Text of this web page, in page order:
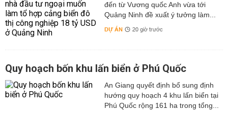
đến từ Vương quốc Anh vừa tới
Quảng Ninh đề xuất ý tưởng làm...
DỰ ÁN 20 giờ trước
Quy hoạch bốn khu lấn biển ở Phú Quốc
An Giang quyết định bổ sung định
hướng quy hoạch 4 khu lấn biển tại
Phú Quốc rộng 161 ha trong tổng...